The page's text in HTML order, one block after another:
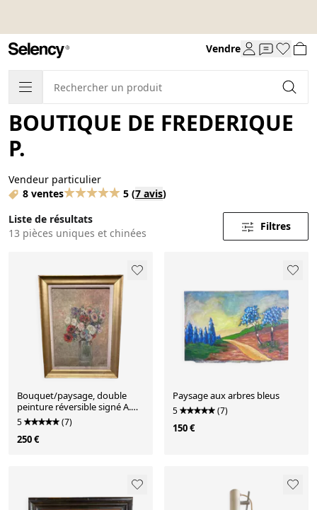
Vendre
BOUTIQUE DE FREDERIQUE
P.
Vendeur particulier
8 ventes
5 (7 avis)
Liste de résultats
13 pièces uniques et chinées
Filtres
Bouquet/paysage, double
peinture réversible signé A.
Viret
5 (7)
250 €
Paysage aux arbres bleus
5 (7)
150 €